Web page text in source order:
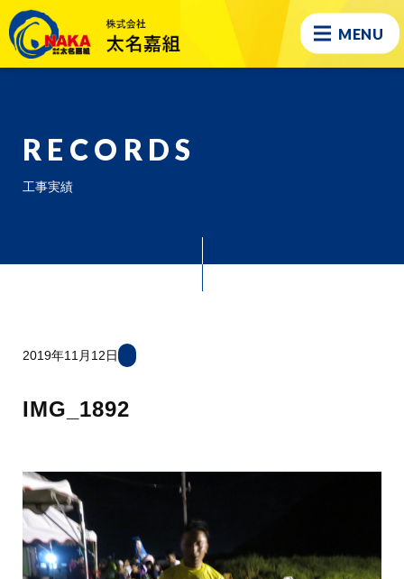
MENU
RECORDS
工事実績
2019年11月12日
IMG_1892